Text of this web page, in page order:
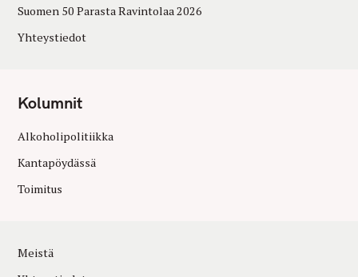
Suomen 50 Parasta Ravintolaa 2026
Yhteystiedot
Kolumnit
Alkoholipolitiikka
Kantapöydässä
Toimitus
Meistä